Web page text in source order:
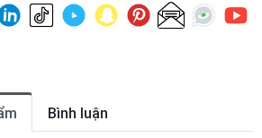
Bình luận